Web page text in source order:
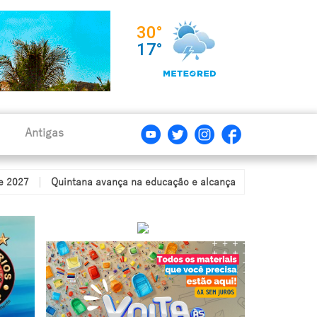
Antigas
Quintana avança na educação e alcança nota de 6,9 no IDEB,